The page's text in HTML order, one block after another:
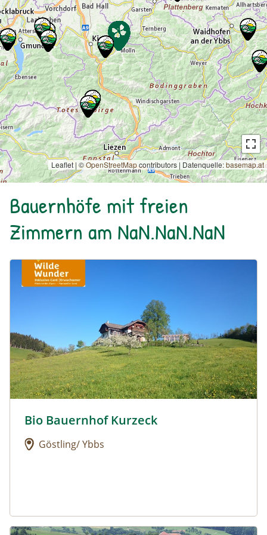
Leaflet | ©OpenStreetMapcontributors | Datenquelle:basemap.at
Bauernhöfe mit freien
Zimmern am NaN.NaN.NaN
Urlaub am Bauernhof: Bio Bauernhof Kurzeck
Urlaub am Bauernhof: Bio Bauernhof Kurzeck
Bio Bauernhof Kurzeck
Göstling/ Ybbs